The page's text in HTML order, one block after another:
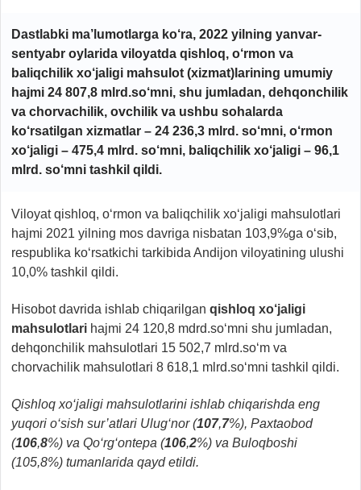
Dastlabki ma’lumotlarga ko‘ra, 2022 yilning yanvar-
sentyabr oylarida viloyatda qishloq, o‘rmon va
baliqchilik xo‘jaligi mahsulot (xizmat)larining umumiy
hajmi 24 807,8 mlrd.so‘mni, shu jumladan, dehqonchilik
va chorvachilik, ovchilik va ushbu sohalarda
ko‘rsatilgan xizmatlar – 24 236,3 mlrd. so‘mni, o‘rmon
xo‘jaligi – 475,4 mlrd. so‘mni, baliqchilik xo‘jaligi – 96,1
mlrd. so‘mni tashkil qildi.
Viloyat qishloq, o‘rmon va baliqchilik xo‘jaligi mahsulotlari
hajmi 2021 yilning mos davriga nisbatan 103,9%ga o‘sib,
respublika ko‘rsatkichi tarkibida Andijon viloyatining ulushi
10,0% tashkil qildi.
Hisobot davrida ishlab chiqarilgan qishloq xo‘jaligi
mahsulotlari hajmi 24 120,8 mdrd.so‘mni shu jumladan,
dehqonchilik mahsulotlari 15 502,7 mlrd.so‘m va
chorvachilik mahsulotlari 8 618,1 mlrd.so‘mni tashkil qildi.
Qishloq xo‘jaligi mahsulotlarini ishlab chiqarishda eng
yuqori o‘sish sur’atlari Ulug‘nor (107,7%), Paxtaobod
(106,8%) va Qo‘rg‘ontepa (106,2%) va Buloqboshi
(105,8%) tumanlarida qayd etildi.